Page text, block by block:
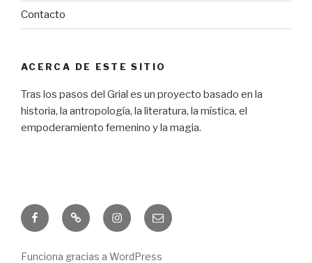
Contacto
ACERCA DE ESTE SITIO
Tras los pasos del Grial es un proyecto basado en la
historia, la antropología, la literatura, la mística, el
empoderamiento femenino y la magia.
FacebookFreebie InstagramCorreo
electrónico
Funciona gracias a WordPress